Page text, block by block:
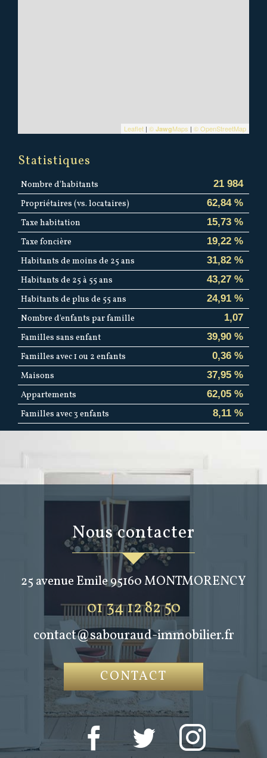
Leaflet | © JawgMaps | © OpenStreetMap
Statistiques
Nombre d'habitants
21 984
Propriétaires (vs. locataires)
62,84 %
Taxe habitation
15,73 %
Taxe foncière
19,22 %
Habitants de moins de 25 ans
31,82 %
Habitants de 25 à 55 ans
43,27 %
Habitants de plus de 55 ans
24,91 %
Nombre d'enfants par famille
1,07
Familles sans enfant
39,90 %
Familles avec 1 ou 2 enfants
0,36 %
Maisons
37,95 %
Appartements
62,05 %
Familles avec 3 enfants
8,11 %
nous contacter
25 avenue Emile95160MONTMORENCY
01 34 12 82 50
contact@sabouraud-immobilier.fr
CONTACT